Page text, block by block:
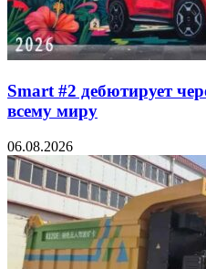
Smart #2 дебютирует
всему миру
06.08.2026